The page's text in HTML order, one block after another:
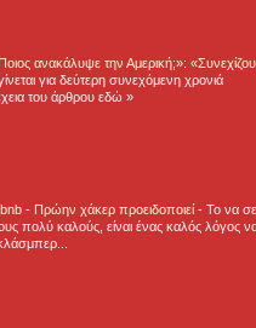
ανακάλυψε την Αμερική;»:
για δεύτερη συνεχόμενη χρονιά
του άρθρου εδώ »
- Πρώην χάκερ προειδοποιεί - Το να σε
πολύ καλούς, είναι ένας καλός λόγος